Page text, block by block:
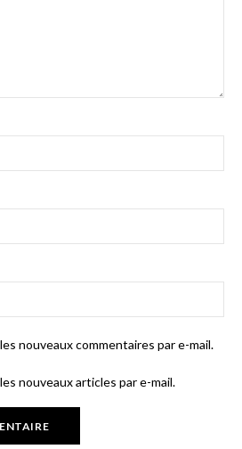
nouveaux commentaires par e-mail.
nouveaux articles par e-mail.